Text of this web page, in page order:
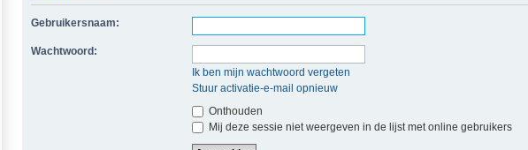
Gebruikersnaam:
Wachtwoord:
Ik ben mijn wachtwoord vergeten
Stuur activatie-e-mail opnieuw
Onthouden
Mij deze sessie niet weergeven in de lijst met online gebruikers